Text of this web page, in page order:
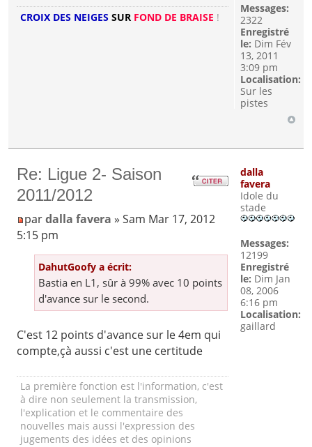
CROIX DES NEIGES SUR FOND DE BRAISE !
Messages:
2322
Enregistré
le: Dim Fév
13, 2011
3:09 pm
Localisation:
Sur les
pistes
Re: Ligue 2- Saison
2011/2012
pardalla favera » Sam Mar 17, 2012
5:15 pm
DahutGoofy a écrit:
Bastia en L1, sûr à 99% avec 10 points
d'avance sur le second.
C'est 12 points d'avance sur le 4em qui
compte,çà aussi c'est une certitude
La première fonction est l'information, c'est
à dire non seulement la transmission,
l'explication et le commentaire des
nouvelles mais aussi l'expression des
jugements des idées et des opinions
dalla
favera
Idole du
stade
Messages:
12199
Enregistré
le: Dim Jan
08, 2006
6:16 pm
Localisation:
gaillard